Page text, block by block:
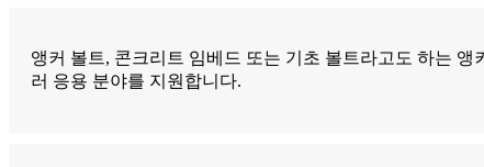
앵커 볼트, 콘크리트 임베드 또는 기초 볼트라고도 하는
러 응용 분야를 지원합니다.